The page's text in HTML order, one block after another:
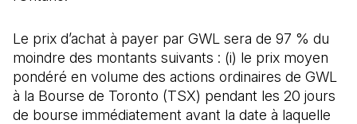
Le prix d’achat à payer par GWL sera de 97 % du
moindre des montants suivants : (i) le prix moyen
pondéré en volume des actions ordinaires de GWL
à la Bourse de Toronto (TSX) pendant les 20 jours
de bourse immédiatement avant la date à laquelle